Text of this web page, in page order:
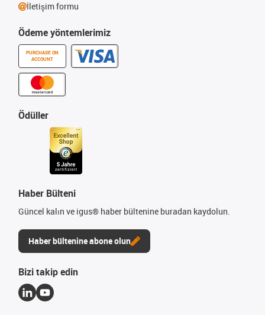
Ödeme yöntemlerimiz
PURCHASE ON
ACCOUNT
Ödüller
Haber Bülteni
Güncel kalın ve igus® haber bültenine buradan kaydolun.
Haber bültenine abone olun
İletişim formu
Bizi takip edin